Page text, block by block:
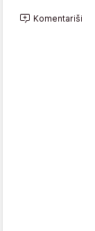
Komentariši